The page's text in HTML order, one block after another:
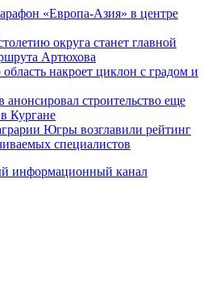
«Европа-Азия» в центре
округа станет главной
Артюхова
накроет циклон с градом и
строительство еще
Кургане
Югры возглавили рейтинг
специалистов
информационный канал